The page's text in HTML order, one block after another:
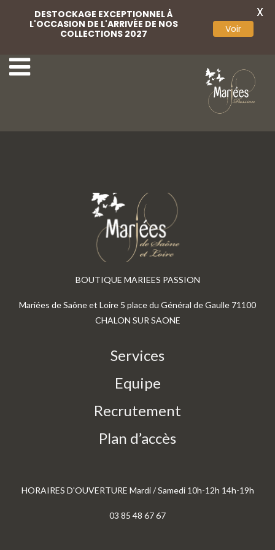
BOUTIQUE MARIEES PASSION
Mariées de Saône et Loire 5 place du Général de Gaulle 71100
CHALON SUR SAONE
Services
Equipe
Recrutement
Plan d’accès
HORAIRES D'OUVERTURE Mardi / Samedi 10h-12h 14h-19h
03 85 48 67 67
DESTOCKAGE EXCEPTIONNEL À
L'OCCASION DE L'ARRIVÉE DE NOS
COLLECTIONS 2027
Voir
X